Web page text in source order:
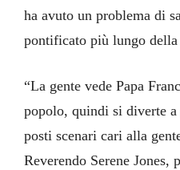
ha avuto un problema di
pontificato più lungo della
“La gente vede Papa
popolo, quindi si diverte
posti scenari cari alla
Reverendo Serene Jones,